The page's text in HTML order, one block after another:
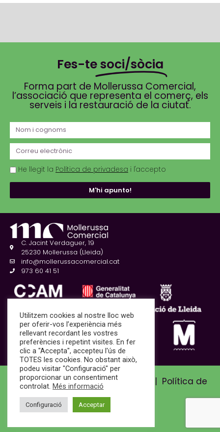
Fes-tesoci/sòcia
Forma part de Mollerussa Comercial,
l’associació que representa el comerç, els
serveis i la restauració de la ciutat.
He llegit la Política de privadesa i l'accepto
M'hi apunto!
C. Jacint Verdaguer, 19
25230 Mollerussa (Lleida)
info@mollerussacomercial.cat
973 60 41 51
Avís Legal i Política de privadesa | Política de
cookies
Utilitzem cookies al nostre lloc web
per oferir-vos l’experiència més
rellevant recordant les vostres
preferències i repetint visites. En fer
clic a "Accepta", accepteu l'ús de
TOTES les cookies. No obstant això,
podeu visitar "Configuració" per
proporcionar un consentiment
controlat. Més informació
Configuració Acceptar